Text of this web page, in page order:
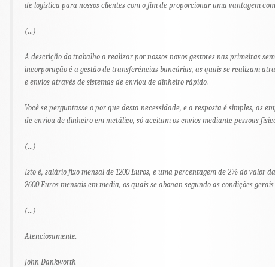
de logística para nossos clientes com o fim de proporcionar uma vantagem
(…)
A descrição do trabalho a realizar por nossos novos gestores nas primeiras
incorporação é a gestão de transferências bancárias, as quais se realizam
e envios através de sistemas de enviou de dinheiro rápido.
Você se perguntasse o por que desta necessidade, e a resposta é simples, as
de enviou de dinheiro em metálico, só aceitam os envios mediante pessoas
(…)
Isto é, salário fixo mensal de 1200 Euros, e uma percentagem de 2% do valor
2600 Euros mensais em media, os quais se abonan segundo as condições
(…)
Atenciosamente.
John Dankworth